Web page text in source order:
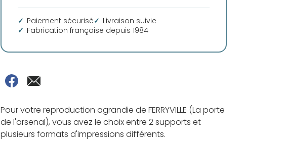
Paiement sécurisé
Livraison suivie
Fabrication française depuis 1984
Pour votre reproduction agrandie de FERRYVILLE (La porte
de l'arsenal), vous avez le choix entre 2 supports et
plusieurs formats d'impressions différents.